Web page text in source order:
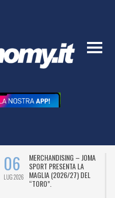
06
LUG 2026
MERCHANDISING – JOMA
SPORT PRESENTA LA
MAGLIA (2026/27) DEL
“TORO”.